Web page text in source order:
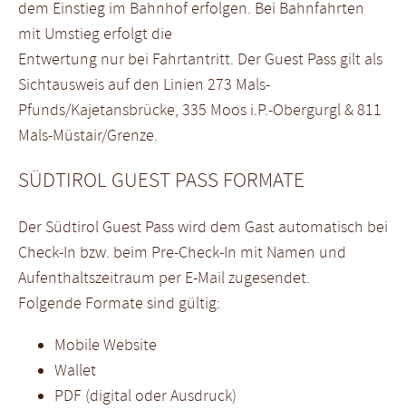
dem Einstieg im Bahnhof erfolgen. Bei Bahnfahrten
mit Umstieg erfolgt die
Entwertung nur bei Fahrtantritt. Der Guest Pass gilt als
Sichtausweis auf den Linien 273 Mals-
Pfunds/Kajetansbrücke, 335 Moos i.P.-Obergurgl & 811
Mals-Müstair/Grenze.
SÜDTIROL GUEST PASS FORMATE
Der Südtirol Guest Pass wird dem Gast automatisch bei
Check-In bzw. beim Pre-Check-In mit Namen und
Aufenthaltszeitraum per E-Mail zugesendet.
Folgende Formate sind gültig:
Mobile Website
Wallet
PDF (digital oder Ausdruck)